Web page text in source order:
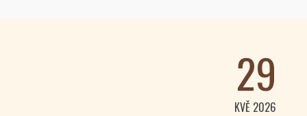
29
KVĚ 2026